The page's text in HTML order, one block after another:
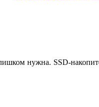
нужна. SSD-